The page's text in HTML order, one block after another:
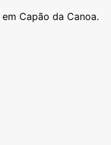
Capão da Canoa.